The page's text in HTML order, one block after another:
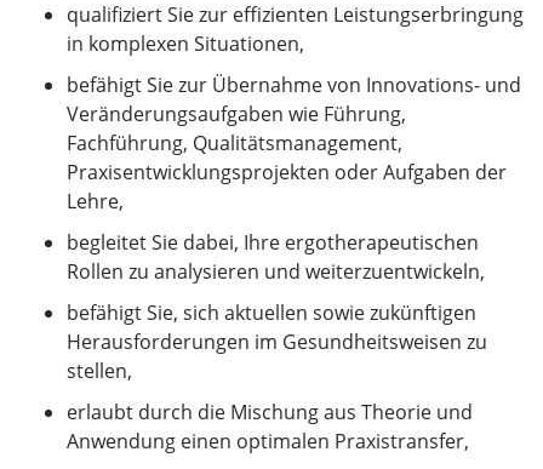
qualifiziert Sie zur effizienten Leistungserbringung
in komplexen Situationen,
befähigt Sie zur Übernahme von Innovations- und
Veränderungsaufgaben wie Führung,
Fachführung, Qualitätsmanagement,
Praxisentwicklungsprojekten oder Aufgaben der
Lehre,
begleitet Sie dabei, Ihre ergotherapeutischen
Rollen zu analysieren und weiterzuentwickeln,
befähigt Sie, sich aktuellen sowie zukünftigen
Herausforderungen im Gesundheitsweisen zu
stellen,
erlaubt durch die Mischung aus Theorie und
Anwendung einen optimalen Praxistransfer,